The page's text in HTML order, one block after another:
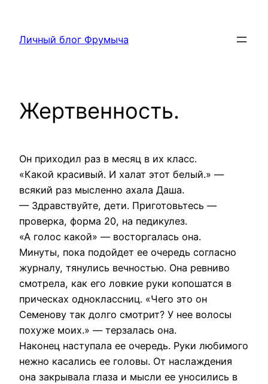
содержимому
Личный блог Фрумыча
Жертвенность.
Он приходил раз в месяц в их класс.
«Какой красивый. И халат этот белый.» —
всякий раз мысленно ахала Даша.
— Здравствуйте, дети. Приготовьтесь —
проверка, форма 20, на педикулез.
«А голос какой» — восторгалась она.
Минуты, пока подойдет ее очередь согласно
журналу, тянулись вечностью. Она ревниво
смотрела, как его ловкие руки копошатся в
прическах одноклассниц. «Чего это он
Семенову так долго смотрит? У нее волосы
похуже моих.» — терзалась она.
Наконец наступала ее очередь. Руки любимого
нежно касались ее головы. От наслаждения
она закрывала глаза и мысли ее уносились в